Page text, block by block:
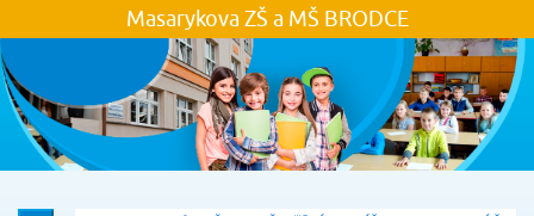
Masarykova ZŠ a MŠ BRODCE